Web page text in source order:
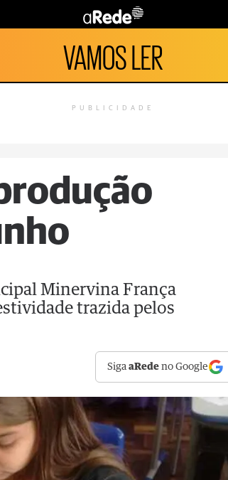
VAMOS LER
PUBLICIDADE
Minervina França
trazida pelos
SigaaRede no Google